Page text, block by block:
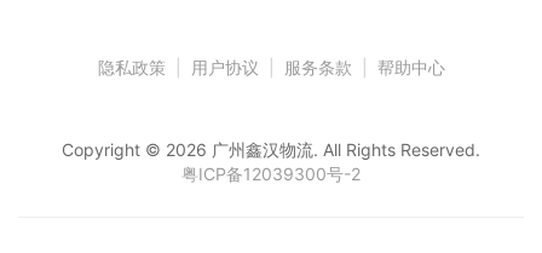
隐私政策 用户协议 服务条款 帮助中心
Copyright © 2026 广州鑫汉物流. All Rights Reserved.
粤ICP备12039300号-2